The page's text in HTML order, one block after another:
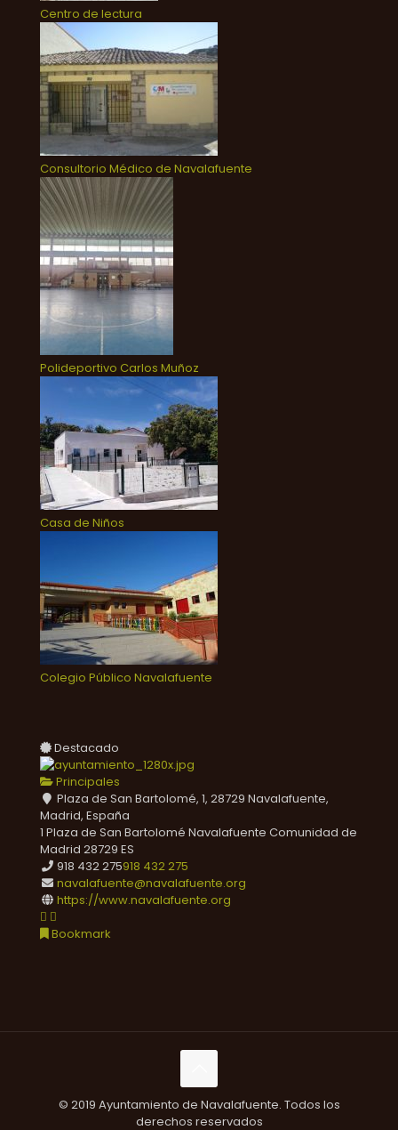
Centro de lectura
Consultorio Médico de Navalafuente
Polideportivo Carlos Muñoz
Casa de Niños
Colegio Público Navalafuente
Destacado
Principales
Plaza de San Bartolomé, 1, 28729 Navalafuente,
Madrid, España
1 Plaza de San Bartolomé Navalafuente Comunidad de
Madrid 28729 ES
918 432 275918 432 275
navalafuente@navalafuente.org
https://www.navalafuente.org
Bookmark
© 2019 Ayuntamiento de Navalafuente. Todos los
derechos reservados